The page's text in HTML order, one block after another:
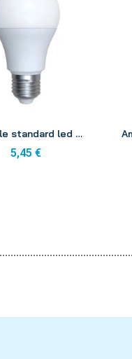
Ampoule standard led ecowatt E27 11w 240v 2700k
5,45 €